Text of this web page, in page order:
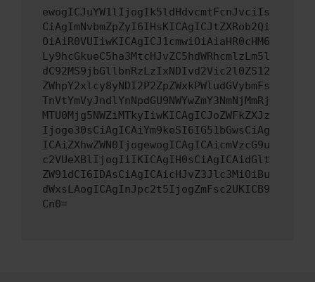
ewogICJuYW1lIjogIk5ldHdvcmtFcnJvciIs
CiAgImNvbmZpZyI6IHsKICAgICJtZXRob2Qi
OiAiR0VUIiwKICAgICJ1cmwiOiAiaHR0cHM6
Ly9hcGkueC5ha3MtcHJvZC5hdWRhcmlzLm5l
dC92MS9jbGllbnRzLzIxNDIvd2Vic2l0ZS12
ZWhpY2xlcy8yNDI2P2ZpZWxkPWludGVybmFs
TnVtYmVyJndlYnNpdGU9NWYwZmY3NmNjMmRj
MTU0Mjg5NWZiMTkyIiwKICAgICJoZWFkZXJz
Ijoge30sCiAgICAiYm9keSI6IG51bGwsCiAg
ICAiZXhwZWN0IjogewogICAgICAicmVzcG9u
c2VUeXBlIjogIiIKICAgIH0sCiAgICAidGlt
ZW91dCI6IDAsCiAgICAicHJvZ3Jlc3MiOiBu
dWxsLAogICAgInJpc2t5IjogZmFsc2UKICB9
Cn0=